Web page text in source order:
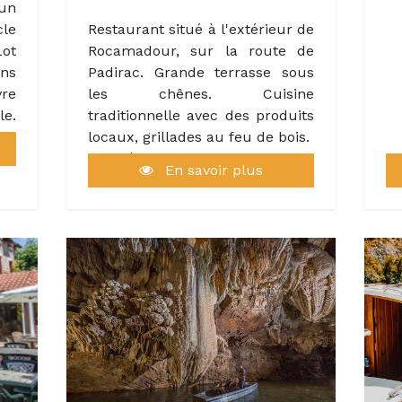
Restaurant situé à l'extérieur de
Rocamadour, sur la route de
Padirac. Grande terrasse sous
les chênes. Cuisine
traditionnelle avec des produits
locaux, grillades au feu de bois.
Clientèle familiale aussi bien
touristique que locale, équipe
En savoir plus